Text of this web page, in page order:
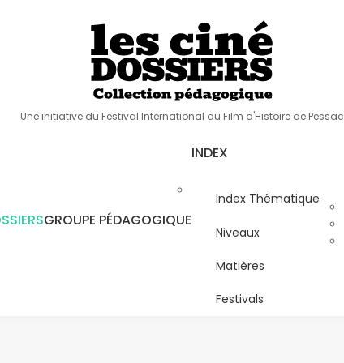
Une initiative du Festival International du Film d'Histoire de Pessac
GROUPE PÉDAGOGIQUE
INDEX
Index Thématique
Niveaux
Matières
Festivals